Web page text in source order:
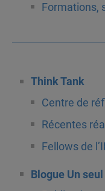
Formations,
Think Tank
Centre de
Récentes
Fellows de
Blogue Un